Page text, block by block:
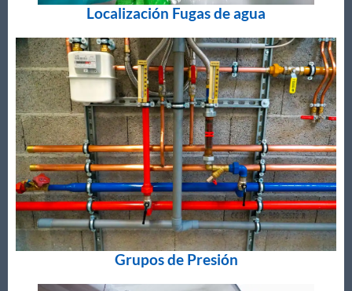
Localización Fugas de agua
Grupos de Presión